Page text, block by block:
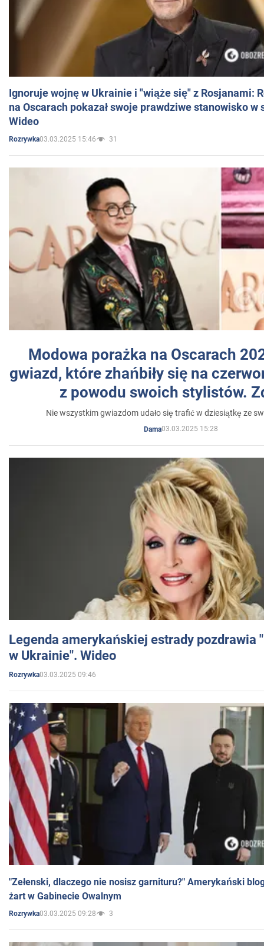
Ignoruje wojnę w Ukrainie i "wiąże się" z Rosjanami:
na Oscarach pokazał swoje prawdziwe stanowisko w
Wideo
Rozrywka03.03.2025 15:46 31
Modowa porażka na Oscarach
gwiazd, które zhańbiły się na
z powodu swoich stylistów.
Nie wszystkim gwiazdom udało się trafić w dziesiątkę ze
Dama03.03.2025 15:28
Legenda amerykańskiej estrady pozdrawia
w Ukrainie". Wideo
Rozrywka03.03.2025 09:46
"Zełenski, dlaczego nie nosisz garnituru?" Amerykański
żart w Gabinecie Owalnym
Rozrywka03.03.2025 09:28 3